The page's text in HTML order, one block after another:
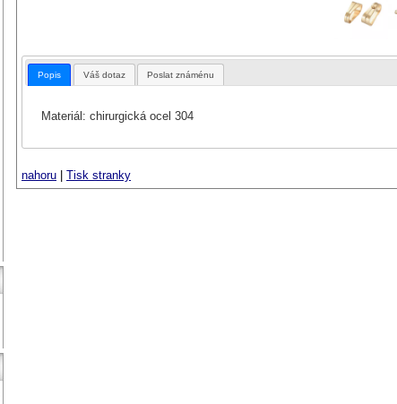
Popis Váš dotaz Poslat známénu
Materiál: chirurgická ocel 304
nahoru Tisk stranky